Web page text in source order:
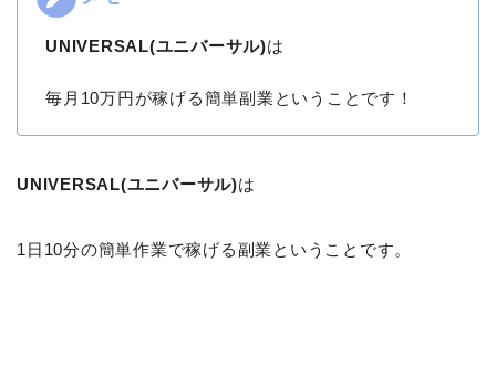
UNIVERSAL(ユニバーサル)は
毎月10万円が稼げる簡単副業ということです！
UNIVERSAL(ユニバーサル)は
1日10分の簡単作業で稼げる副業ということです。